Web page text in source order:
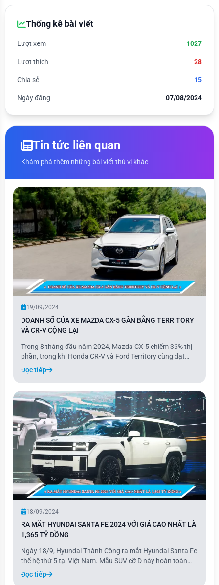
Thống kê bài viết
Lượt xem 1027
Lượt thích 28
Chia sẻ 15
Ngày đăng 07/08/2024
Tin tức liên quan
Khám phá thêm những bài viết thú vị khác
19/09/2024
DOANH SỐ CỦA XE MAZDA CX-5 GẦN BẰNG TERRITORY
VÀ CR-V CỘNG LẠI
Trong 8 tháng đầu năm 2024, Mazda CX-5 chiếm 36% thị
phần, trong khi Honda CR-V và Ford Territory cùng đạt
37%. Tâm lý chờ đợi ưu đãi lệ phí trước bạ từ Chính phủ có
hiệu lực từ tháng 9 khiến doanh số hầu hết các phân khúc
giảm trong tháng 8. Riêng phân k
Đọc tiếp
18/09/2024
RA MẮT HYUNDAI SANTA FE 2024 VỚI GIÁ CAO NHẤT LÀ
1,365 TỶ ĐỒNG
Ngày 18/9, Hyundai Thành Công ra mắt Hyundai Santa Fe
thế hệ thứ 5 tại Việt Nam. Mẫu SUV cỡ D này hoàn toàn
mới về thiết kế, trang bị và động cơ, không còn liên hệ với
các thế hệ trước. Santa Fe mới có 5 phiên bản từ thấp đến
Đọc tiếp